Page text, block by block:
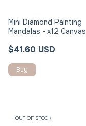
Mini Diamond Painting
Mandalas - x12 Canvas
$41.60 USD
OUT OF STOCK